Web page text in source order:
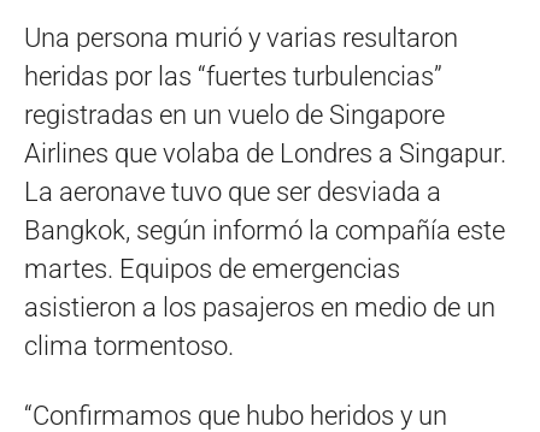
Una persona murió y varias resultaron
heridas por las “fuertes turbulencias”
registradas en un vuelo de Singapore
Airlines que volaba de Londres a Singapur.
La aeronave tuvo que ser desviada a
Bangkok, según informó la compañía este
martes. Equipos de emergencias
asistieron a los pasajeros en medio de un
clima tormentoso.
“Confirmamos que hubo heridos y un